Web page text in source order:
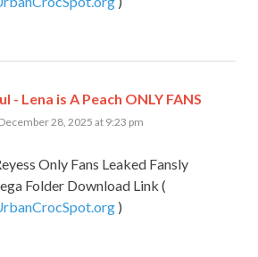
- Lena is A Peach ONLY FANS
says:
December 28, 2025 at 9:23 pm
Only Fans Leaked Fansly
Folder Download Link (
)